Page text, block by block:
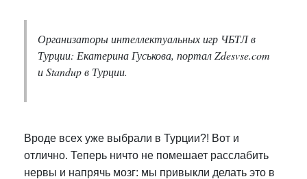
Организаторы интеллектуальных игр ЧБТЛ в
Турции: Екатерина Гуськова, портал Zdesvse.com
и Standup в Турции.
Вроде всех уже выбрали в Турции?! Вот и
отлично. Теперь ничто не помешает расслабить
нервы и напрячь мозг: мы привыкли делать это в